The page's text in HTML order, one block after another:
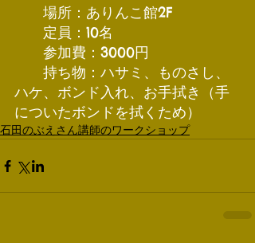
場所：ありんこ館2F
定員：10名
参加費：3000円
持ち物：ハサミ、ものさし、
ハケ、ボンド入れ、お手拭き（手
についたボンドを拭くため）
石田のぶえさん講師のワークショップ